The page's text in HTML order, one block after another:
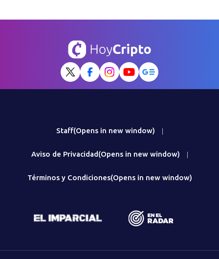
Staff(Opens in new window) |
Aviso de Privacidad(Opens in new window) |
Términos y Condiciones(Opens in new window)